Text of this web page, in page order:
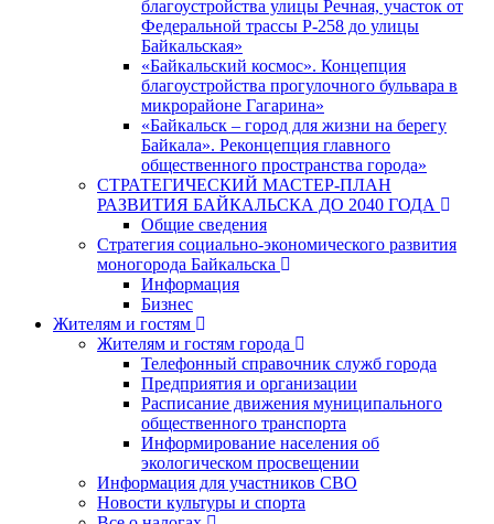
благоустройства улицы Речная, участок от
Федеральной трассы Р-258 до улицы
Байкальская»
«Байкальский космос». Концепция
благоустройства прогулочного бульвара в
микрорайоне Гагарина»
«Байкальск – город для жизни на берегу
Байкала». Реконцепция главного
общественного пространства города»
СТРАТЕГИЧЕСКИЙ МАСТЕР-ПЛАН
РАЗВИТИЯ БАЙКАЛЬСКА ДО 2040 ГОДА
Общие сведения
Стратегия социально-экономического развития
моногорода Байкальска
Информация
Бизнес
Жителям и гостям
Жителям и гостям города
Телефонный справочник служб города
Предприятия и организации
Расписание движения муниципального
общественного транспорта
Информирование населения об
экологическом просвещении
Информация для участников СВО
Новости культуры и спорта